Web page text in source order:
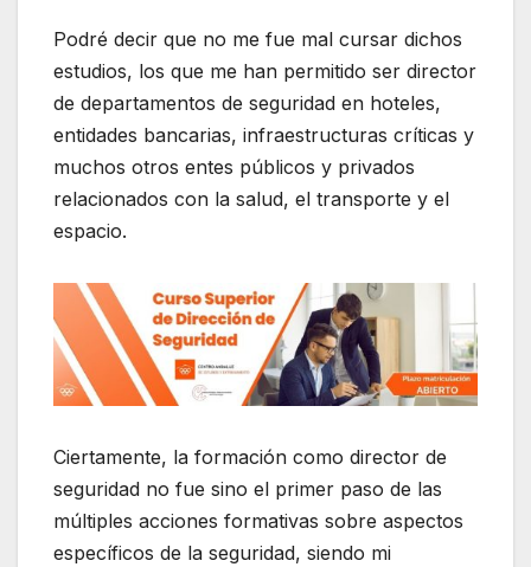
Podré decir que no me fue mal cursar dichos
estudios, los que me han permitido ser director
de departamentos de seguridad en hoteles,
entidades bancarias, infraestructuras críticas y
muchos otros entes públicos y privados
relacionados con la salud, el transporte y el
espacio.
Ciertamente, la formación como director de
seguridad no fue sino el primer paso de las
múltiples acciones formativas sobre aspectos
específicos de la seguridad, siendo mi